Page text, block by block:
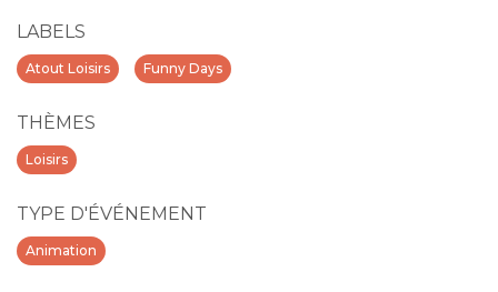
LABELS
Atout Loisirs Funny Days
THÈMES
Loisirs
TYPE D'ÉVÉNEMENT
Animation